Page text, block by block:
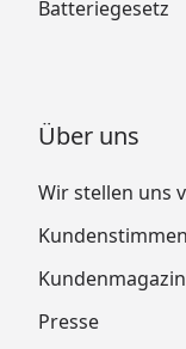
Batteriegesetz
Über uns
Wir stellen uns
Kundenstimmen
Kundenmagazin
Presse